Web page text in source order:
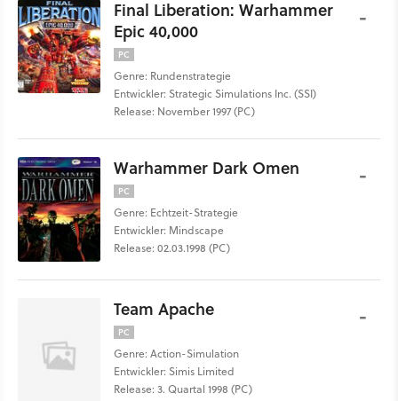
Final Liberation: Warhammer
Epic 40,000
PC
Genre: Rundenstrategie
Entwickler: Strategic Simulations Inc. (SSI)
Release: November 1997 (PC)
-
Warhammer Dark Omen
PC
Genre: Echtzeit-Strategie
Entwickler: Mindscape
Release: 02.03.1998 (PC)
-
Team Apache
PC
Genre: Action-Simulation
Entwickler: Simis Limited
Release: 3. Quartal 1998 (PC)
-